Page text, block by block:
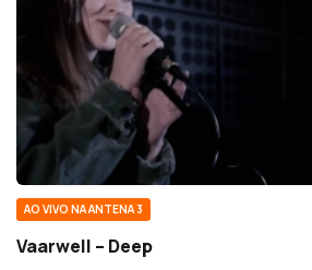
AO VIVO NA ANTENA 3
Vaarwell – Deep